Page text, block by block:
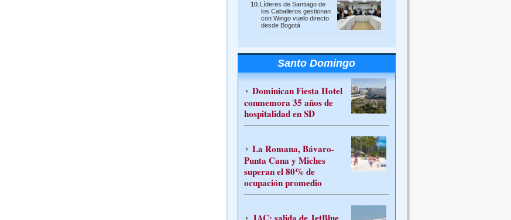
Líderes de Santiago de
los Caballeros gestionan
con Wingo vuelo directo
desde Bogotá
Santo Domingo
Dominican Fiesta Hotel
conmemora 35 años de
hospitalidad en SD
La Romana, Bávaro-
Punta Cana y Miches
superan el 80% de
ocupación promedio